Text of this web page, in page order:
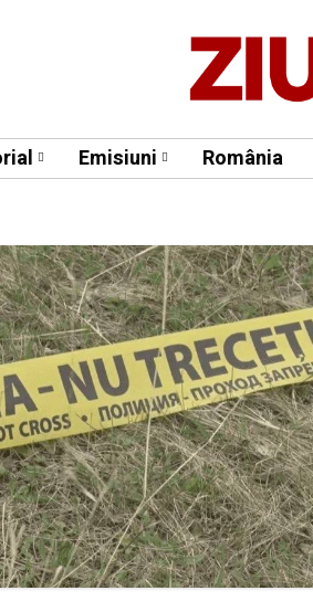
Emisiuni România